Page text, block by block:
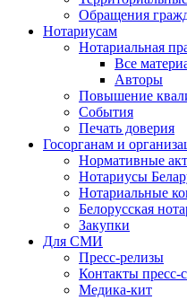
Обращения
Нотариусам
Нотариальная
Все
Авторы
Повышение
События
Печать доверия
Госорганам и
Нормативные
Нотариусы
Нотариальные
Белорусская
Закупки
Для СМИ
Пресс-релизы
Контакты пресс-
Медика-кит